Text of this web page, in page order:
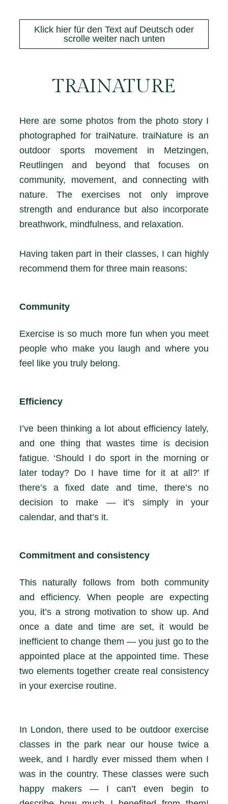
Klick hier für den Text auf Deutsch oder
scrolle weiter nach unten
TRAINATURE
Here are some photos from the photo story I
photographed for traiNature. traiNature is an
outdoor sports movement in Metzingen,
Reutlingen and beyond that focuses on
community, movement, and connecting with
nature. The exercises not only improve
strength and endurance but also incorporate
breathwork, mindfulness, and relaxation.
Having taken part in their classes, I can highly
recommend them for three main reasons:
Community
Exercise is so much more fun when you meet
people who make you laugh and where you
feel like you truly belong.
Efficiency
I’ve been thinking a lot about efficiency lately,
and one thing that wastes time is decision
fatigue. ‘Should I do sport in the morning or
later today? Do I have time for it at all?’ If
there’s a fixed date and time, there’s no
decision to make — it’s simply in your
calendar, and that’s it.
Commitment and consistency
This naturally follows from both community
and efficiency. When people are expecting
you, it’s a strong motivation to show up. And
once a date and time are set, it would be
inefficient to change them — you just go to the
appointed place at the appointed time. These
two elements together create real consistency
in your exercise routine.
In London, there used to be outdoor exercise
classes in the park near our house twice a
week, and I hardly ever missed them when I
was in the country. These classes were such
happy makers — I can’t even begin to